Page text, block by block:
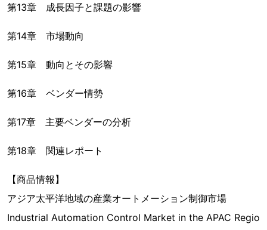
第13章 成長因子と課題の影響
第14章 市場動向
第15章 動向とその影響
第16章 ベンダー情勢
第17章 主要ベンダーの分析
第18章 関連レポート
【商品情報】
アジア太平洋地域の産業オートメーション制御市場
Industrial Automation Control Market in the APAC Regio